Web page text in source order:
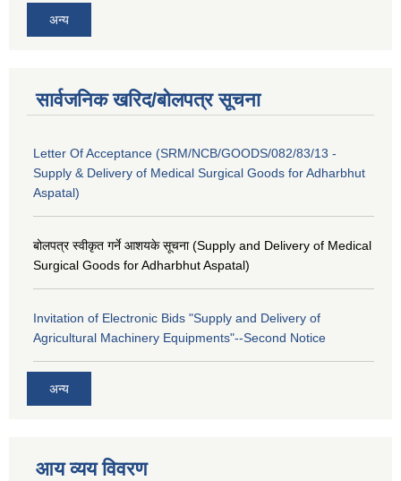
अन्य
सार्वजनिक खरिद/बोलपत्र सूचना
Letter Of Acceptance (SRM/NCB/GOODS/082/83/13 -
Supply & Delivery of Medical Surgical Goods for Adharbhut
Aspatal)
बोलपत्र स्वीकृत गर्ने आशयके सूचना (Supply and Delivery of Medical
Surgical Goods for Adharbhut Aspatal)
Invitation of Electronic Bids "Supply and Delivery of
Agricultural Machinery Equipments"--Second Notice
अन्य
आय व्यय विवरण